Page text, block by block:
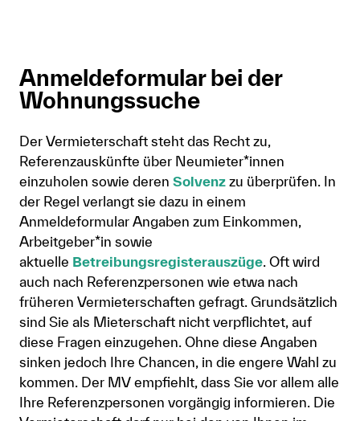
Anmeldeformular bei der
Wohnungssuche
Der Vermieterschaft steht das Recht zu,
Referenzauskünfte über Neumieter*innen
einzuholen sowie deren Solvenz zu überprüfen. In
der Regel verlangt sie dazu in einem
Anmeldeformular Angaben zum Einkommen,
Arbeitgeber*in sowie
aktuelle Betreibungsregisterauszüge. Oft wird
auch nach Referenzpersonen wie etwa nach
früheren Vermieterschaften gefragt. Grundsätzlich
sind Sie als Mieterschaft nicht verpflichtet, auf
diese Fragen einzugehen. Ohne diese Angaben
sinken jedoch Ihre Chancen, in die engere Wahl zu
kommen. Der MV empfiehlt, dass Sie vor allem alle
Ihre Referenzpersonen vorgängig informieren. Die